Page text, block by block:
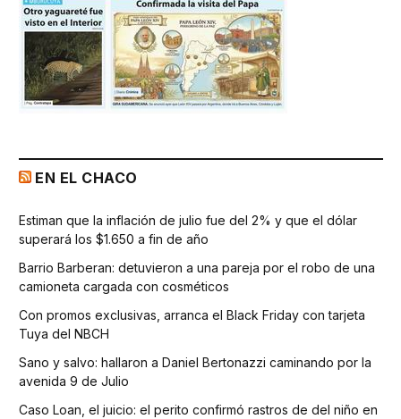
EN EL CHACO
Estiman que la inflación de julio fue del 2% y que el dólar
superará los $1.650 a fin de año
Barrio Barberan: detuvieron a una pareja por el robo de una
camioneta cargada con cosméticos
Con promos exclusivas, arranca el Black Friday con tarjeta
Tuya del NBCH
Sano y salvo: hallaron a Daniel Bertonazzi caminando por la
avenida 9 de Julio
Caso Loan, el juicio: el perito confirmó rastros de del niño en